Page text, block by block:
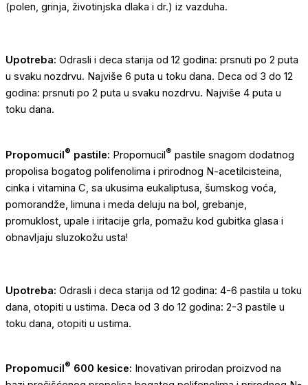
(polen, grinja, životinjska dlaka i dr.) iz vazduha.
Upotreba: Odrasli i deca starija od 12 godina: prsnuti po 2 puta
u svaku nozdrvu. Najviše 6 puta u toku dana. Deca od 3 do 12
godina: prsnuti po 2 puta u svaku nozdrvu. Najviše 4 puta u
toku dana.
Propomucil® pastile: Propomucil® pastile snagom dodatnog
propolisa bogatog polifenolima i prirodnog N-acetilcisteina,
cinka i vitamina C, sa ukusima eukaliptusa, šumskog voća,
pomorandže, limuna i meda deluju na bol, grebanje,
promuklost, upale i iritacije grla, pomažu kod gubitka glasa i
obnavljaju sluzokožu usta!
Upotreba: Odrasli i deca starija od 12 godina: 4-6 pastila u toku
dana, otopiti u ustima. Deca od 3 do 12 godina: 2-3 pastile u
toku dana, otopiti u ustima.
Propomucil® 600 kesice: Inovativan prirodan proizvod na